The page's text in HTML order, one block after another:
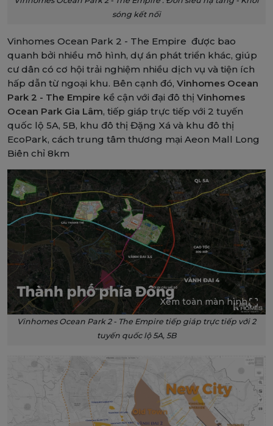
sóng kết nối
Vinhomes Ocean Park 2 - The Empire được bao
quanh bởi nhiều mô hình, dự án phát triển khác, giúp
cư dân có cơ hội trải nghiệm nhiều dịch vụ và tiện ích
hấp dẫn từ ngoại khu. Bên cạnh đó, Vinhomes Ocean
Park 2 - The Empire kề cận với đại đô thị Vinhomes
Ocean Park Gia Lâm, tiếp giáp trực tiếp với 2 tuyến
quốc lộ 5A, 5B, khu đô thị Đặng Xá và khu đô thị
EcoPark, cách trung tâm thương mại Aeon Mall Long
Biên chỉ 8km
Xem toàn màn hình
Vinhomes Ocean Park 2 - The Empire tiếp giáp trực tiếp với 2
tuyến quốc lộ 5A, 5B